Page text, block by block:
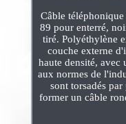
Câble
89 pour enterré,
tiré. Polyéthylène
couche externe
haute densité,
aux normes de
sont torsadés
former un câble